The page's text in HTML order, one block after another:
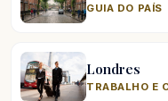
GUIA DO PAÍS
Londres
TRABALHO E